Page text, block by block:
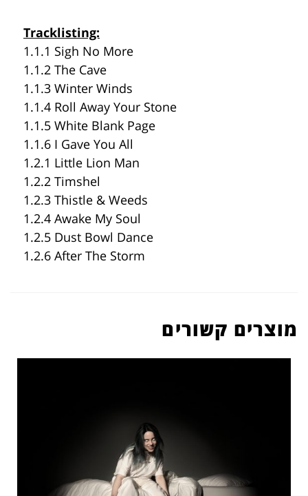
Tracklisting:
1.1.1 Sigh No More
1.1.2 The Cave
1.1.3 Winter Winds
1.1.4 Roll Away Your Stone
1.1.5 White Blank Page
1.1.6 I Gave You All
1.2.1 Little Lion Man
1.2.2 Timshel
1.2.3 Thistle & Weeds
1.2.4 Awake My Soul
1.2.5 Dust Bowl Dance
1.2.6 After The Storm
מוצרים קשורים